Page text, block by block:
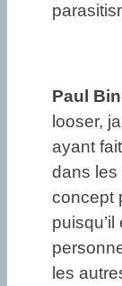
Paul
looser,
ayant
dans les
concept
les